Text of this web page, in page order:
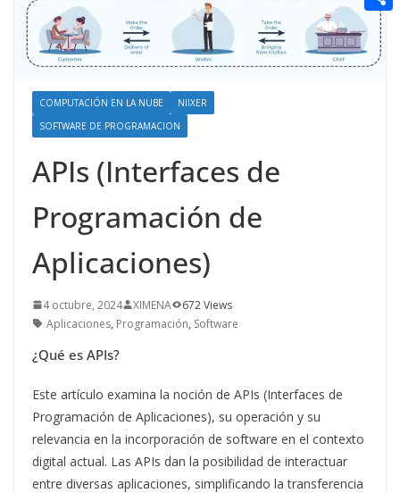
COMPUTACIÓN EN LA NUBE
NIIXER
SOFTWARE DE PROGRAMACION
APIs (Interfaces de
Programación de
Aplicaciones)
4 octubre, 2024 XIMENA
672 Views
Aplicaciones, Programación, Software
¿Qué es APIs?
Este artículo examina la noción de APIs (Interfaces de
Programación de Aplicaciones), su operación y su
relevancia en la incorporación de software en el contexto
digital actual. Las APIs dan la posibilidad de interactuar
entre diversas aplicaciones, simplificando la transferencia
n
e
e
r
e
r
a
i
l
d
C
o